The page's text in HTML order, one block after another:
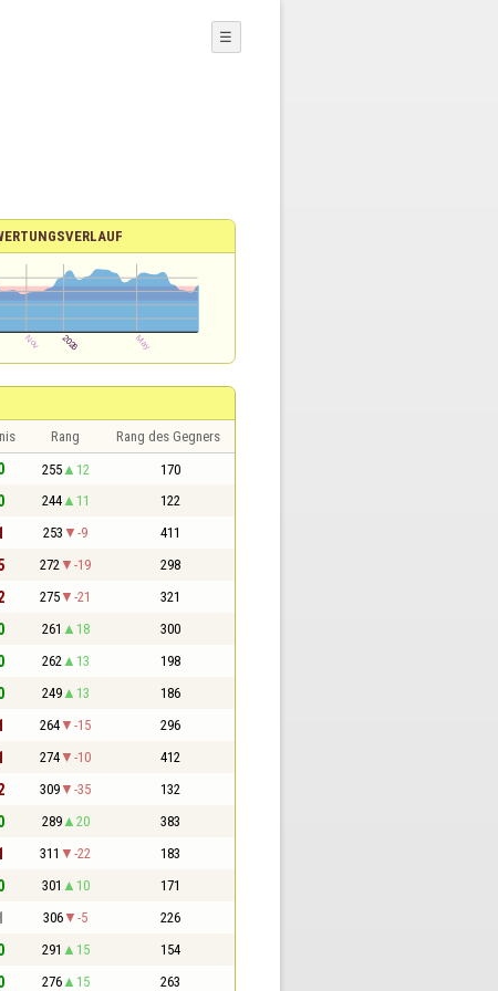
☰
Rang Rang des Gegners
255 12 170
244 11 122
253 -9 411
272 -19 298
275 -21 321
261 18 300
262 13 198
249 13 186
264 -15 296
274 -10 412
309 -35 132
289 20 383
311 -22 183
301 10 171
306 -5 226
291 15 154
276 15 263